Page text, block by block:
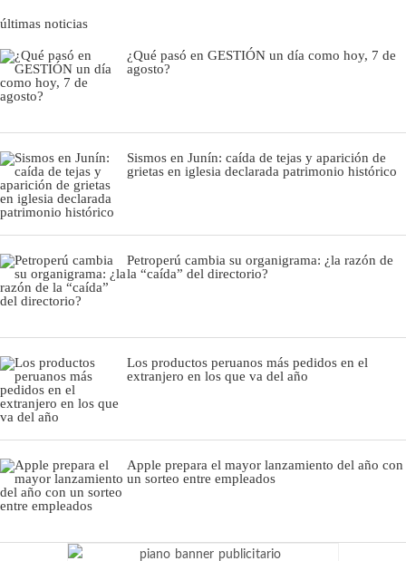
últimas noticias
¿Qué pasó en GESTIÓN un día como hoy, 7 de
agosto?
Sismos en Junín: caída de tejas y aparición de
grietas en iglesia declarada patrimonio histórico
Petroperú cambia su organigrama: ¿la razón de
la “caída” del directorio?
Los productos peruanos más pedidos en el
extranjero en los que va del año
Apple prepara el mayor lanzamiento del año con
un sorteo entre empleados